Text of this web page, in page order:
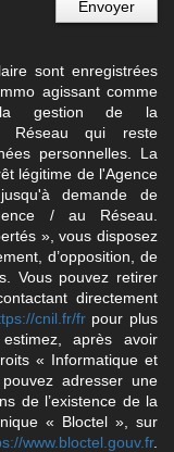
Envoyer
sont enregistrées
agissant comme
la gestion de la
Réseau qui reste
personnelles. La
légitime de l'Agence
demande de
/ au Réseau.
», vous disposez
d’opposition, de
Vous pouvez retirer
directement
cnil.fr/frpour plus
après avoir
« Informatique et
adresser une
de l’existence de la
« Bloctel », sur
www.bloctel.gouv.fr.